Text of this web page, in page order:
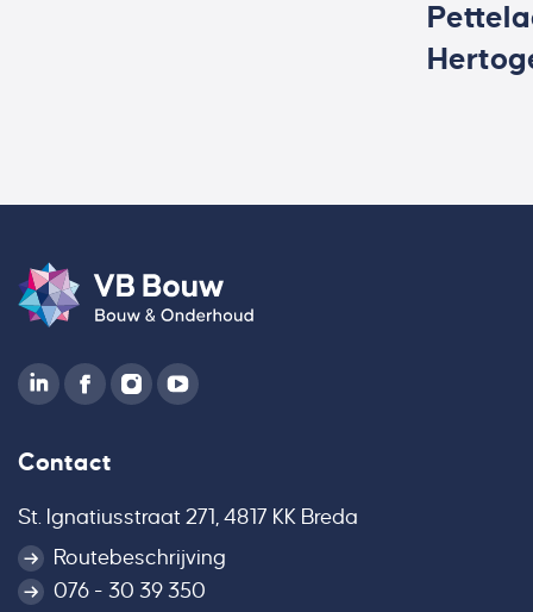
Contact
St. Ignatiusstraat 271, 4817 KK Breda
Routebeschrijving
076 - 30 39 350